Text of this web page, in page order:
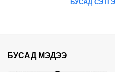
БУСАД МЭДЭЭ